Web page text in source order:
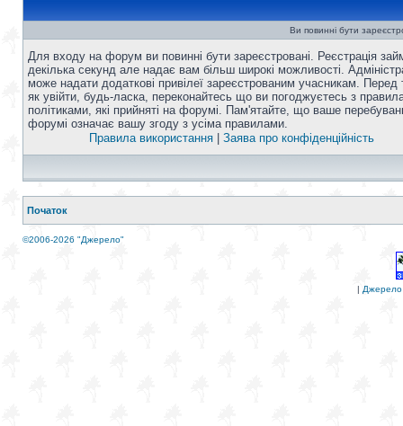
Ви повинні бути
Для входу на форум ви повинні бути зареєстровані. Реєстрація
декілька секунд але надає вам більш широкі можливості.
може надати додаткові привілеї зареєстрованим учасникам. Перед
як увійти, будь-ласка, переконайтесь що ви погоджуєтесь з
політиками, які прийняті на форумі. Пам'ятайте, що ваше
форумі означає вашу згоду з усіма правилами.
Правила використання
Заява про конфіденційність
Початок
©2006-2026 "Джерело"
| Джерело